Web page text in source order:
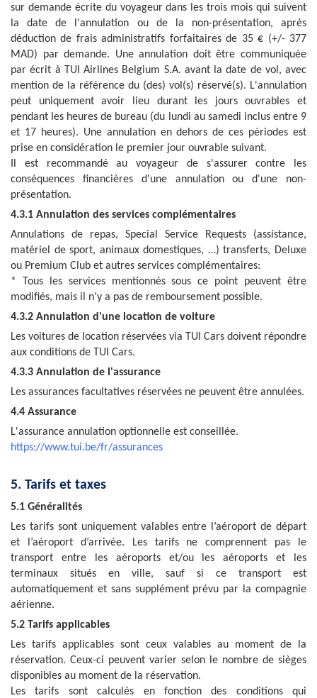
sur demande écrite du voyageur dans les trois mois qui suivent
la date de l'annulation ou de la non-présentation, après
déduction de frais administratifs forfaitaires de 35 € (+/- 377
MAD) par demande. Une annulation doit être communiquée
par écrit à TUI Airlines Belgium S.A. avant la date de vol, avec
mention de la référence du (des) vol(s) réservé(s). L'annulation
peut uniquement avoir lieu durant les jours ouvrables et
pendant les heures de bureau (du lundi au samedi inclus entre 9
et 17 heures). Une annulation en dehors de ces périodes est
prise en considération le premier jour ouvrable suivant.
Il est recommandé au voyageur de s'assurer contre les
conséquences financières d'une annulation ou d'une non-
présentation.
4.3.1 Annulation des services complémentaires
Annulations de repas, Special Service Requests (assistance,
matériel de sport, animaux domestiques, …) transferts, Deluxe
ou Premium Club et autres services complémentaires:
* Tous les services mentionnés sous ce point peuvent être
modifiés, mais il n’y a pas de remboursement possible.
4.3.2 Annulation d'une location de voiture
Les voitures de location réservées via TUI Cars doivent répondre
aux conditions de TUI Cars.
4.3.3 Annulation de l'assurance
Les assurances facultatives réservées ne peuvent être annulées.
4.4 Assurance
L'assurance annulation optionnelle est conseillée.
https://www.tui.be/fr/assurances
5. Tarifs et taxes
5.1 Généralités
Les tarifs sont uniquement valables entre l’aéroport de départ
et l’aéroport d’arrivée. Les tarifs ne comprennent pas le
transport entre les aéroports et/ou les aéroports et les
terminaux situés en ville, sauf si ce transport est
automatiquement et sans supplément prévu par la compagnie
aérienne.
5.2 Tarifs applicables
Les tarifs applicables sont ceux valables au moment de la
réservation. Ceux-ci peuvent varier selon le nombre de sièges
disponibles au moment de la réservation.
Les tarifs sont calculés en fonction des conditions qui